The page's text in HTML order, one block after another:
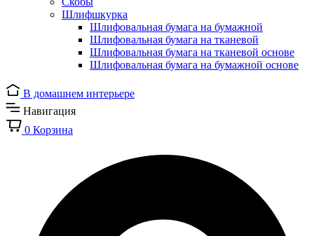
Шлифшкурка
Шлифовальная бумага на бумажной
Шлифовальная бумага на тканевой
Шлифовальная бумага на тканевой основе
Шлифовальная бумага на бумажной основе
В домашнем интерьере
Навигация
0 Корзина